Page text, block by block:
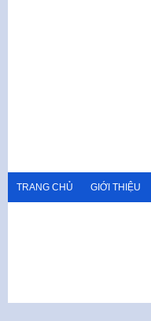
TRANG CHỦ GIỚI THIỆU